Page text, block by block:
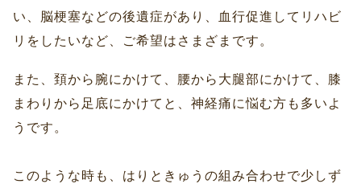
い、脳梗塞などの後遺症があり、血行促進してリハビ
リをしたいなど、ご希望はさまざまです。
また、頚から腕にかけて、腰から大腿部にかけて、膝
まわりから足底にかけてと、神経痛に悩む方も多いよ
うです。
このような時も、はりときゅうの組み合わせで少しず